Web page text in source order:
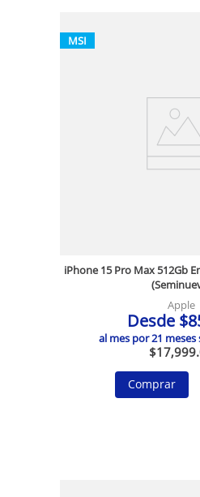
MSI
iPhone 15 Pro Max 512Gb
Apple
Desde $
al mes por21
$17,999.
Comprar